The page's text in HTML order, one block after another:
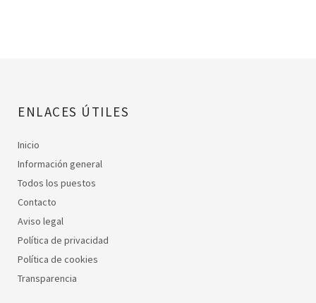
ENLACES ÚTILES
Inicio
Información general
Todos los puestos
Contacto
Aviso legal
Política de privacidad
Política de cookies
Transparencia